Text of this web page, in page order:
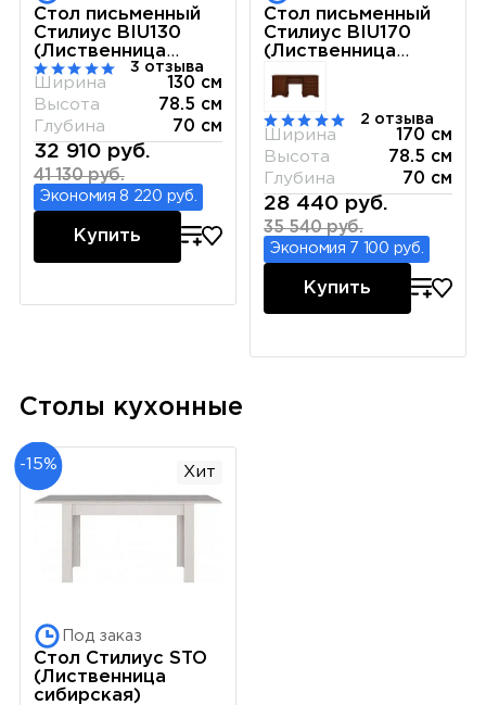
Стол письменный
Стилиус BIU130
(Лиственница
сибирская)3 отзыва
Ширина
130 см
Высота
78.5 см
Глубина
70 см
32 910 руб.
41 130 руб.
Экономия 8 220 руб.
Купить
Стол письменный
Стилиус BIU170
(Лиственница
2 отзыва
Ширина
170 см
Высота
78.5 см
Глубина
70 см
28 440 руб.
35 540 руб.
Экономия 7 100 руб.
Купить
Столы кухонные
-15% Хит
Под заказ
Стол Стилиус STO
(Лиственница
сибирская)